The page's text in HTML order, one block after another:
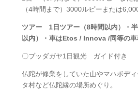
（4時間まで）3000ルピーまたは
ツアー 1日ツアー（8時間以内）・
以内）・車はEtos / Innova /同等の車
〇ブッダガヤ1日観光 ガイド付き
仏陀が修業をしていた山やマハボデ
タ村など仏陀縁の場所めぐり。